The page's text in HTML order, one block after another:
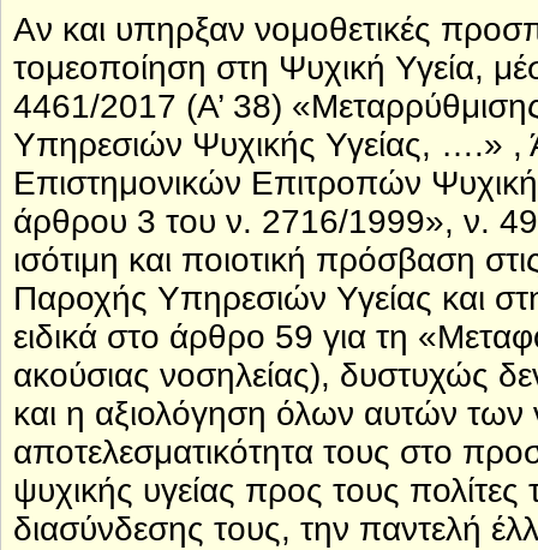
Αν και υπηρξαν νομοθετικές
τομεοποίηση στη Ψυχική Υγεία,
4461/2017 (A’ 38)
Υπηρεσιών Ψυχικής Υγείας, ….»
Επιστημονικών Επιτροπών
άρθρου 3 του ν. 2716/1999», ν.
ισότιμη και ποιοτική πρόσβαση
Παροχής Υπηρεσιών Υγείας και
ειδικά στο άρθρο 59 για τη
ακούσιας νοσηλείας), δυστυχώς
και η αξιολόγηση όλων αυτών
αποτελεσματικότητα τους στο
ψυχικής υγείας προς τους
διασύνδεσης τους, την παντελή